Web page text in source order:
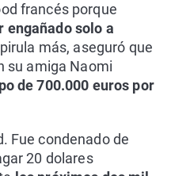
francés porque
engañado solo a
más, aseguró que
su amiga Naomi
de 700.000 euros por
Fue condenado de
20 dolares